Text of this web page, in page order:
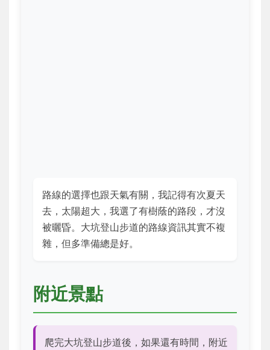
路線的選擇也跟天氣有關，我記得有次夏天
去，太陽超大，我選了有樹蔭的路段，才沒
被曬昏。大坑登山步道的路線資訊其實不複
雜，但多準備總是好。
附近景點
爬完大坑登山步道後，如果還有時間，附近